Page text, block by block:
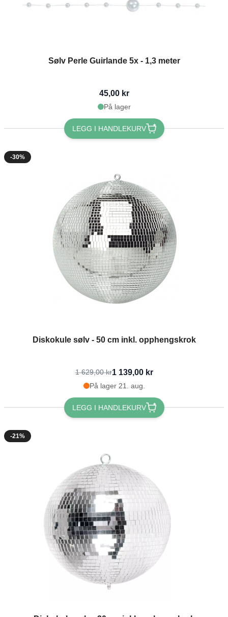
Sølv Perle Guirlande 5x - 1,3 meter
45,00 kr
På lager
LEGG I HANDLEKURV
-30%
Diskokule sølv - 50 cm inkl. opphengskrok
1 629,00 kr1 139,00 kr
På lager 21. aug.
LEGG I HANDLEKURV
-21%